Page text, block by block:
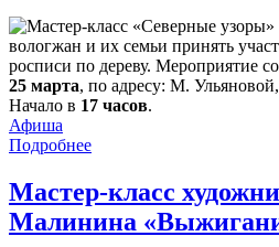
вологжан и их семьи принять
росписи по дереву. Мероприятие
25 марта, по адресу: М.
Начало в 17 часов.
Афиша
Подробнее
Мастер-класс
Малинина